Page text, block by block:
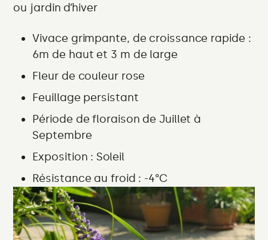
ou jardin d’hiver
Vivace grimpante, de croissance rapide :
6m de haut et 3 m de large
Fleur de couleur rose
Feuillage persistant
Période de floraison de Juillet à
Septembre
Exposition : Soleil
Résistance au froid : -4°C